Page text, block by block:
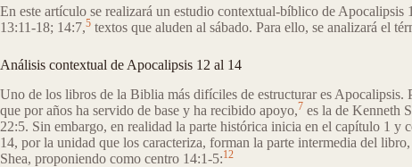
En este artículo se realizará un estudio contextual-bíblico de
13:11-18; 14:7,5 textos que aluden al sábado. Para ello, se analizará el
Análisis contextual de Apocalipsis 12 al 14
Uno de los libros de la Biblia más difíciles de estructurar es
que por años ha servido de base y ha recibido apoyo,7 es la de Kenneth
22:5. Sin embargo, en realidad la parte histórica inicia en el capítulo 1 y
14, por la unidad que los caracteriza, forman la parte intermedia del
Shea, proponiendo como centro 14:1-5:12